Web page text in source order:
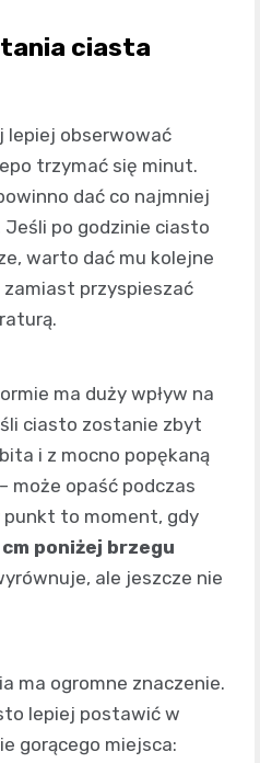
ciasta
lepiej obserwować
trzymać się minut.
dać co najmniej
po godzinie ciasto
warto dać mu kolejne
przyspieszać
ma duży wpływ na
ciasto zostanie zbyt
i z mocno popękaną
może opaść podczas
punkt to moment, gdy
cm poniżej brzegu
ale jeszcze nie
ma ogromne znaczenie.
lepiej postawić w
gorącego miejsca: